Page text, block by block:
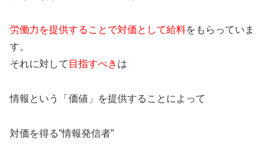
労働力を提供することで対価として給料をもらっていま
す。
それに対して 目指すべき は
情報という「価値」を提供することによって
対価を得る”情報発信者”